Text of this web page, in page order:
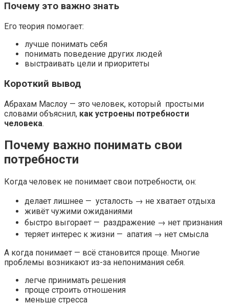
Почему это важно знать
Его теория помогает:
лучше понимать себя
понимать поведение других людей
выстраивать цели и приоритеты
Короткий вывод
Абрахам Маслоу — это человек, который простыми
словами объяснил, как устроены потребности
человека.
Почему важно понимать свои
потребности
Когда человек не понимает свои потребности, он:
делает лишнее — усталость → не хватает отдыха
живёт чужими ожиданиями
быстро выгорает — раздражение → нет признания
теряет интерес к жизни — апатия → нет смысла
А когда понимает — всё становится проще. Многие
проблемы возникают из-за непонимания себя.
легче принимать решения
проще строить отношения
меньше стресса